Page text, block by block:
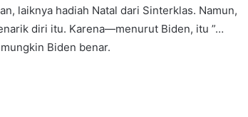
laiknya hadiah Natal dari Sinterklas. Namun,
diri itu. Karena—menurut Biden, itu ”…
Biden benar.